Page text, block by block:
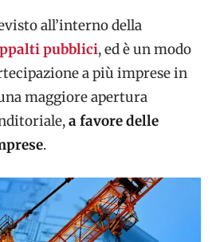
all’interno della
pubblici, ed è un modo
a più imprese in
maggiore apertura
a favore delle
.